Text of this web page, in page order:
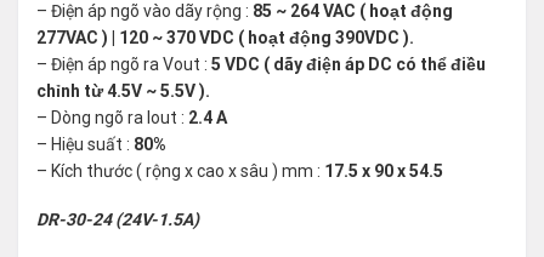
– Điện áp ngõ vào dãy rộng : 85 ~ 264 VAC ( hoạt động
277VAC ) | 120 ~ 370 VDC ( hoạt động 390VDC ).
– Điện áp ngõ ra Vout : 5 VDC ( dãy điện áp DC có thể điều
chỉnh từ 4.5V ~ 5.5V ).
– Dòng ngõ ra Iout : 2.4 A
– Hiệu suất : 80%
– Kích thước ( rộng x cao x sâu ) mm : 17.5 x 90 x 54.5
DR-30-24 (24V-1.5A)